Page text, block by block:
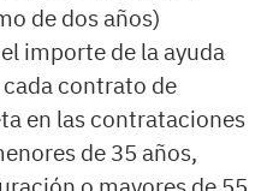
de dos años)
importe de la ayuda
contrato de
en las contrataciones
de 35 años,